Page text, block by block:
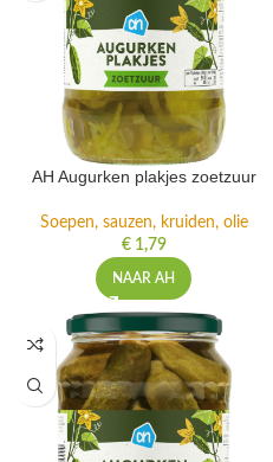
AH Augurken plakjes zoetzuur
Soepen, sauzen, kruiden, olie
€1,79
NAAR AH